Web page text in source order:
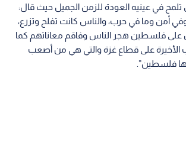
تلمح في عينيه العودة للزمن الجميل حيث قال:
أمن وما في حرب، والناس كانت تفلح وتزرع،
على فلسطين هجر الناس وفاقم معاناتهم كما
الأخيرة على قطاع غزة والتي هي من أصعب
فلسطين”.